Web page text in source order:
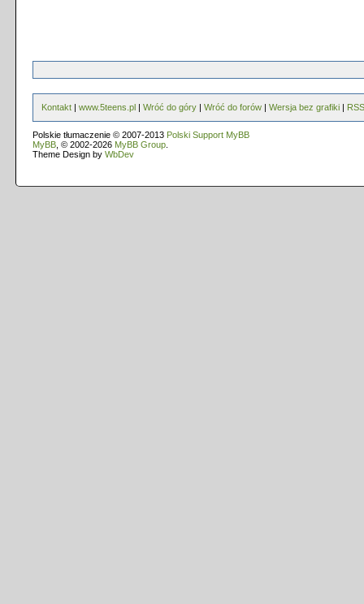
Kontakt | www.5teens.pl | Wróć do góry | Wróć do forów | Wersja bez grafiki | RSS
Polskie tłumaczenie © 2007-2013 Polski Support MyBB
MyBB , © 2002-2026 MyBB Group
Theme Design by WbDev